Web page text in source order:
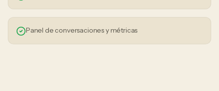
Panel de conversaciones y métricas